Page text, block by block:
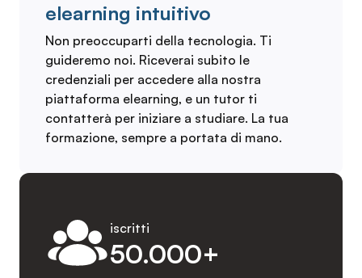
elearning intuitivo
Non preoccuparti della tecnologia. Ti
guideremo noi. Riceverai subito le
credenziali per accedere alla nostra
piattaforma elearning, e un tutor ti
contatterà per iniziare a studiare. La tua
formazione, sempre a portata di mano.
50.000+
iscritti